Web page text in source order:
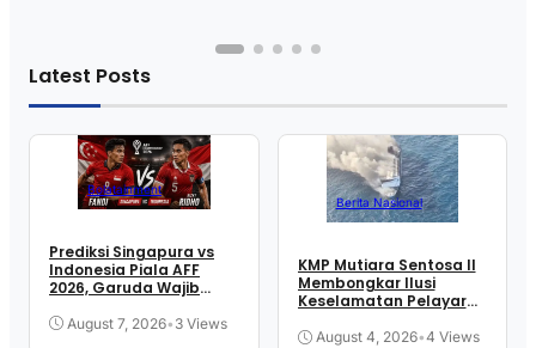
Latest Posts
Bolatainment
Prediksi Singapura vs
Indonesia Piala AFF
2026, Garuda Wajib
August 7, 2026• 3 Views
Berita Nasional
KMP Mutiara Sentosa II
Membongkar Ilusi
Keselamatan Pelayaran
August 4, 2026•4 Views